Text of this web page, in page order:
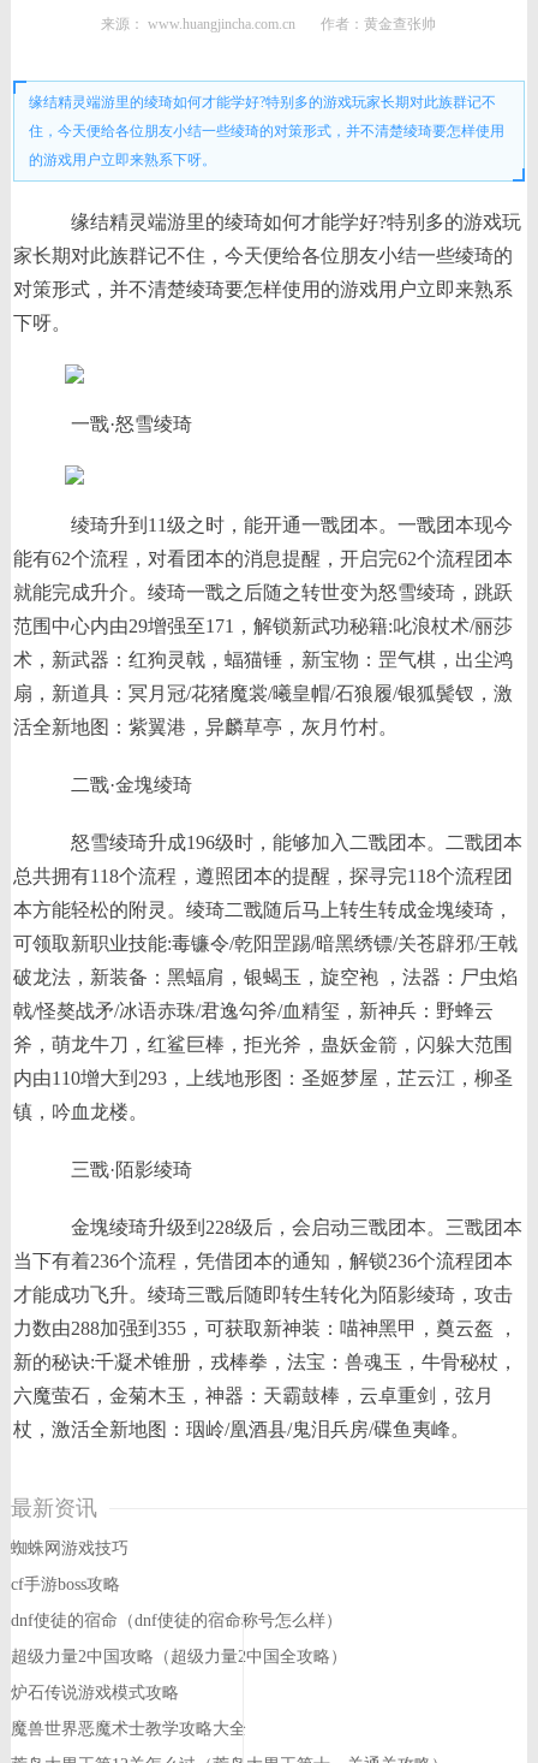
来源：www.huangjincha.com.cn 作者：黄金查张帅
缘结精灵端游里的绫琦如何才能学好?特别多的游戏玩家长期对此族群记不
住，今天便给各位朋友小结一些绫琦的对策形式，并不清楚绫琦要怎样使用
的游戏用户立即来熟系下呀。
缘结精灵端游里的绫琦如何才能学好?特别多的游戏玩
家长期对此族群记不住，今天便给各位朋友小结一些绫琦的
对策形式，并不清楚绫琦要怎样使用的游戏用户立即来熟系
下呀。
一戬·怒雪绫琦
绫琦升到11级之时，能开通一戬团本。一戬团本现今
能有62个流程，对看团本的消息提醒，开启完62个流程团本
就能完成升介。绫琦一戬之后随之转世变为怒雪绫琦，跳跃
范围中心内由29增强至171，解锁新武功秘籍:叱浪杖术/丽莎
术，新武器：红狗灵戟，蝠猫锤，新宝物：罡气棋，出尘鸿
扇，新道具：冥月冠/花猪魔裳/曦皇帽/石狼履/银狐鬓钗，激
活全新地图：紫翼港，异麟草亭，灰月竹村。
二戬·金塊绫琦
怒雪绫琦升成196级时，能够加入二戬团本。二戬团本
总共拥有118个流程，遵照团本的提醒，探寻完118个流程团
本方能轻松的附灵。绫琦二戬随后马上转生转成金塊绫琦，
可领取新职业技能:毒镰令/乾阳罡踢/暗黑绣镖/关苍辟邪/王戟
破龙法，新装备：黑蝠肩，银蝎玉，旋空袍 ，法器：尸虫焰
戟/怪獒战矛/冰语赤珠/君逸勾斧/血精玺，新神兵：野蜂云
斧，萌龙牛刀，红鲨巨棒，拒光斧，蛊妖金箭，闪躲大范围
内由110增大到293，上线地形图：圣姬梦屋，芷云江，柳圣
镇，吟血龙楼。
三戬·陌影绫琦
金塊绫琦升级到228级后，会启动三戬团本。三戬团本
当下有着236个流程，凭借团本的通知，解锁236个流程团本
才能成功飞升。绫琦三戬后随即转生转化为陌影绫琦，攻击
力数由288加强到355，可获取新神装：喵神黑甲，奠云盔 ，
新的秘诀:千凝术锥册，戎棒拳，法宝：兽魂玉，牛骨秘杖，
六魔萤石，金菊木玉，神器：天霸鼓棒，云卓重剑，弦月
杖，激活全新地图：珚岭/凰酒县/鬼泪兵房/碟鱼夷峰。
最新资讯
蜘蛛网游戏技巧
cf手游boss攻略
dnf使徒的宿命（dnf使徒的宿命称号怎么样）
超级力量2中国攻略（超级力量2中国全攻略）
炉石传说游戏模式攻略
魔兽世界恶魔术士教学攻略大全